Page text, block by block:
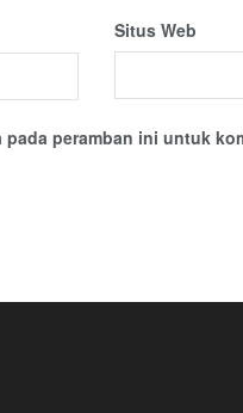
Situs Web
peramban ini untuk